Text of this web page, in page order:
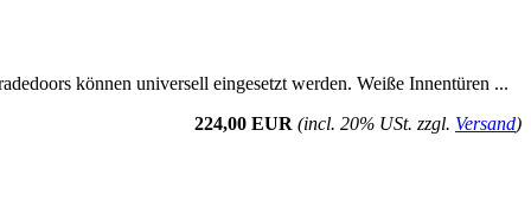
können universell eingesetzt werden. Weiße Innentüren ...
224,00 EUR (incl. 20% USt. zzgl. Versand)